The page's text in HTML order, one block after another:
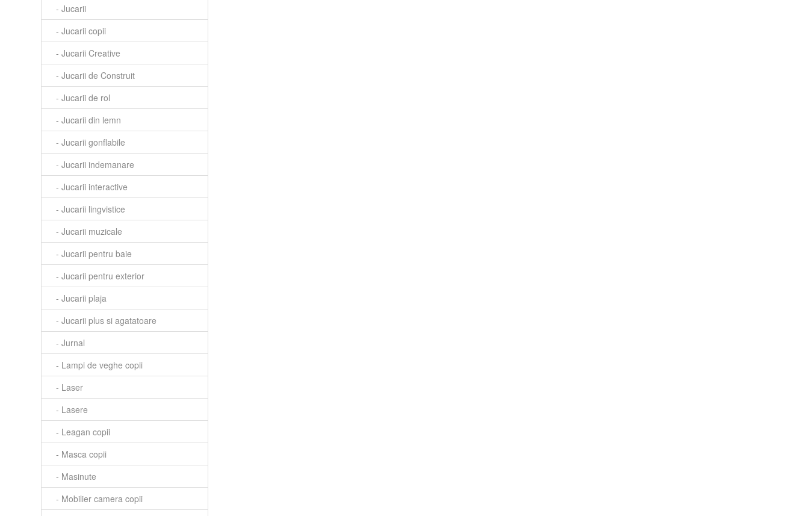
- Jucarii
- Jucarii copii
- Jucarii Creative
- Jucarii de Construit
- Jucarii de rol
- Jucarii din lemn
- Jucarii gonflabile
- Jucarii indemanare
- Jucarii interactive
- Jucarii lingvistice
- Jucarii muzicale
- Jucarii pentru baie
- Jucarii pentru exterior
- Jucarii plaja
- Jucarii plus si agatatoare
- Jurnal
- Lampi de veghe copii
- Laser
- Lasere
- Leagan copii
- Masca copii
- Masinute
- Mobilier camera copii